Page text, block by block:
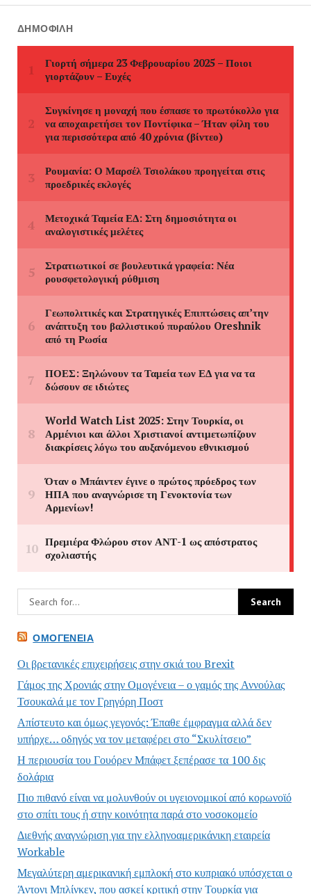
ΔΗΜΟΦΙΛΉ
ΟΜΟΓΈΝΕΙΑ
Οι βρετανικές επιχειρήσεις στην σκιά του Brexit
Γάμος της Χρονιάς στην Ομογένεια – ο γαμός της Αννούλας
Τσουκαλά με τον Γρηγόρη Ποστ
Απίστευτο και όμως γεγονός: Έπαθε έμφραγμα αλλά δεν
υπήρχε… οδηγός να τον μεταφέρει στο “Σκυλίτσειο”
Η περιουσία του Γουόρεν Μπάφετ ξεπέρασε τα 100 δις
δολάρια
Πιο πιθανό είναι να μολυνθούν οι υγειονομικοί από κορωνοϊό
στο σπίτι τους ή στην κοινότητα παρά στο νοσοκομείο
Διεθνής αναγνώριση για την ελληνοαμερικάνικη εταιρεία
Workable
Μεγαλύτερη αμερικανική εμπλοκή στο κυπριακό υπόσχεται ο
Άντονι Μπλίνκεν, που ασκεί κριτική στην Τουρκία για